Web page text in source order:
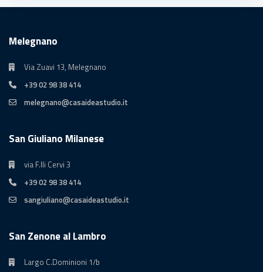
Melegnano
Via Zuavi 13, Melegnano
+39 02 98 38 414
melegnano@casaideastudio.it
San Giuliano Milanese
via F.lli Cervi 3
+39 02 98 38 414
sangiuliano@casaideastudio.it
San Zenone al Lambro
Largo C.Dominioni 1/b